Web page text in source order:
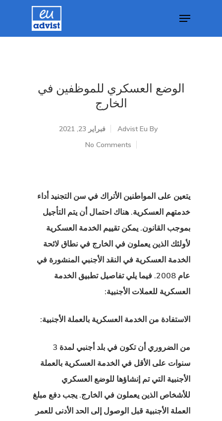
الوضع العسكري للموظفين في
الخارج
By
Advist Eu
فبراير 23, 2021
No Comments
يتعين على المواطنين الأتراك في سن التجنيد أداء
خدمتهم العسكرية. هناك احتمال أن يتم التأجيل
بموجب القانون. يمكن تقييم الخدمة العسكرية
لأولئك الذين يعملون في الخارج في نطاق لائحة
الخدمة العسكرية في النقد الأجنبي المنشورة في
عام 2008. فيما يلي تفاصيل تطبيق الخدمة
العسكرية للعملات الأجنبية:
الاستفادة من الخدمة العسكرية بالعملة الأجنبية:
من الضروري أن تكون في بلد أجنبي لمدة 3
سنوات على الأقل في الخدمة العسكرية بالعملة
الأجنبية التي تم إنشاؤها للوضع العسكري
للأشخاص الذين يعملون في الخارج. يجب دفع مبلغ
العملة الأجنبية قبل الوصول إلى الحد الأدنى للعمر